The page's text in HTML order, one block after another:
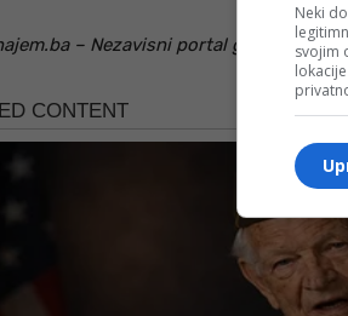
– Nezavisni portal grada
Neki
svojim